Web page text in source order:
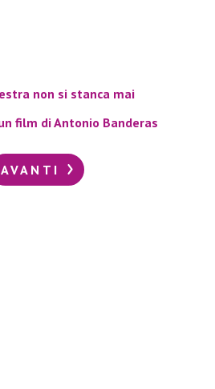
non si stanca mai
film di Antonio Banderas
AVANTI